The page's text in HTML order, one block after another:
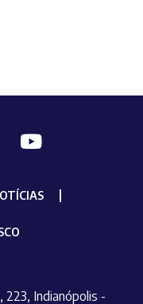
223, Indianópolis -